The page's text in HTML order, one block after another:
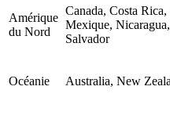
Amérique
du Nord
Canada, Costa
Mexique,
Salvador
Océanie Australia, New